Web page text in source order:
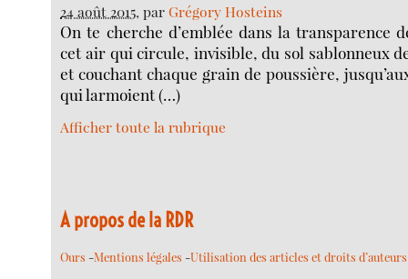
24 août 2015, parGrégory Hosteins
On te cherche d’emblée dans la transparence
cet air qui circule, invisible, du sol sablonneux
et couchant chaque grain de poussière,
qui larmoient (…)
Afficher toute la rubrique
A propos de la RDR
Ours -Mentions légales -Utilisation des articles et droits d’auteurs